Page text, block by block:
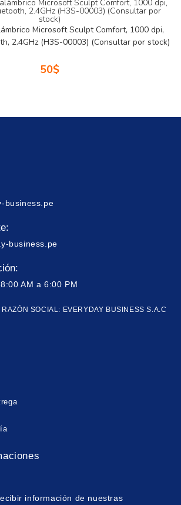
Microsoft Sculpt Comfort, 1000 dpi,
2.4GHz (H3S-00003) (Consultar por stock)
50$
business.pe
business.pe
AM a 6:00 PM
SOCIAL: EVERYDAY BUSINESS S.A.C
información de nuestras